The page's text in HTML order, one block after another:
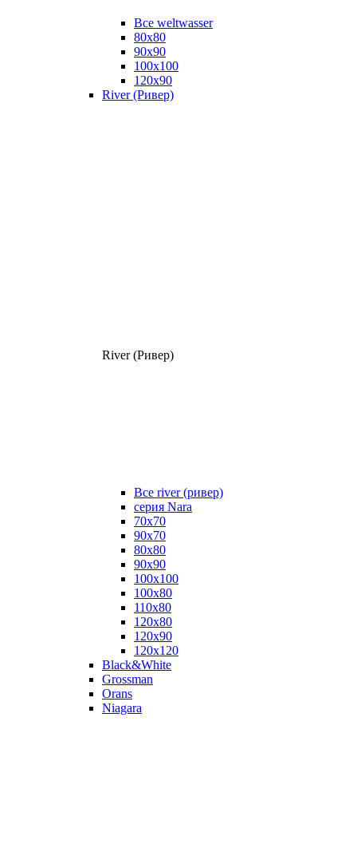
Все weltwasser
80x80
90x90
100x100
120x90
River (Ривер)
River (Ривер)
Все river (ривер)
серия Nara
70х70
90х70
80x80
90x90
100x100
100х80
110х80
120x80
120х90
120х120
Black&White
Grossman
Orans
Niagara